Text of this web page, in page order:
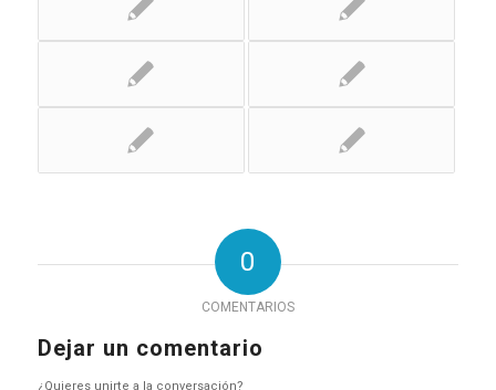
0
COMENTARIOS
Dejar un comentario
¿Quieres unirte a la conversación?